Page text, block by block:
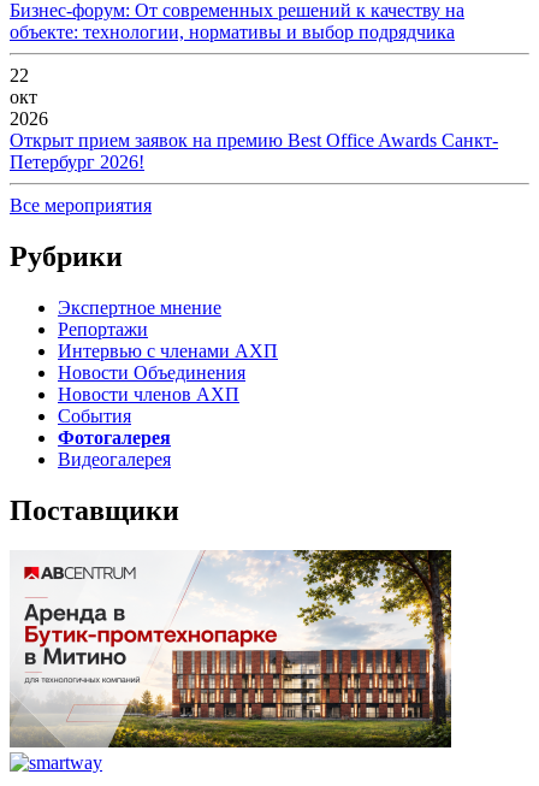
Бизнес-форум: От современных решений к качеству на
объекте: технологии, нормативы и выбор подрядчика
22
окт
2026
Открыт прием заявок на премию Best Office Awards Санкт-
Петербург 2026!
Все мероприятия
Рубрики
Экспертное мнение
Репортажи
Интервью с членами АХП
Новости Объединения
Новости членов АХП
События
Фотогалерея
Видеогалерея
Поставщики